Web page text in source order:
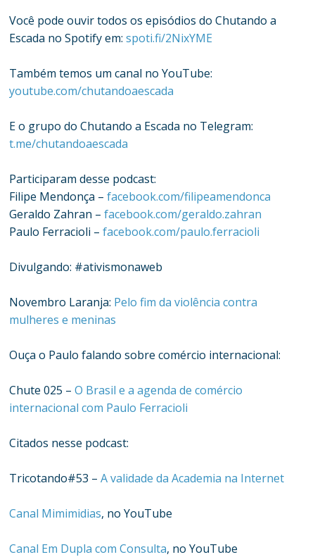
Você pode ouvir todos os episódios do Chutando a
Escada no Spotify em:spoti.fi/2NixYME
Também temos um canal no YouTube:
youtube.com/chutandoaescada
E o grupo do Chutando a Escada no Telegram:
t.me/chutandoaescada
Participaram desse podcast:
Filipe Mendonça –facebook.com/filipeamendonca
Geraldo Zahran –facebook.com/geraldo.zahran
Paulo Ferracioli –facebook.com/paulo.ferracioli
Divulgando: #ativismonaweb
Novembro Laranja: Pelo fim da violência contra
mulheres e meninas
Ouça o Paulo falando sobre comércio internacional:
Chute 025 –O Brasil e a agenda de comércio
internacional com Paulo Ferracioli
Citados nesse podcast:
Tricotando#53 –A validade da Academia na Internet
Canal Mimimidias, no YouTube
Canal Em Dupla com Consulta, no YouTube